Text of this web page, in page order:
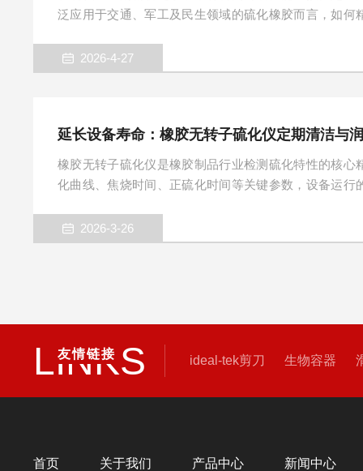
泛应用于交通、军工及民生领域的硫化橡胶而言，如何
性能的经典设备，以其标准化的测试方法和稳定的数
工业应用的重要桥梁。它不仅是一台简单的检测仪器
2026-4-27
延长设备寿命：橡胶无转子硫化仪定期清洁与
橡胶无转子硫化仪是橡胶制品行业检测硫化特性的核心
化曲线、焦烧时间、正硫化时间等关键参数，设备运行
若疏于清洁、润滑不到位，会出现模具粘料、传动卡
题，大幅缩短设备使用寿命。做好定期清洁与规范润滑
2026-3-26
LINKS
友情链接 ideal-tek剪刀 生物容器
首页 关于我们 产品中心 新闻中心